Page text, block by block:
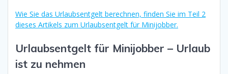
Wie Sie das Urlaubsentgelt berechnen, finden Sie im Teil 2
dieses Artikels zum Urlaubsentgelt für Minijobber.
Urlaubsentgelt für Minijobber – Urlaub
ist zu nehmen